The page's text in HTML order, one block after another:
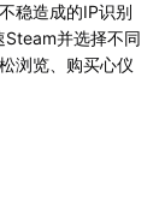
稳造成的IP识别
Steam并选择不同
浏览、购买心仪